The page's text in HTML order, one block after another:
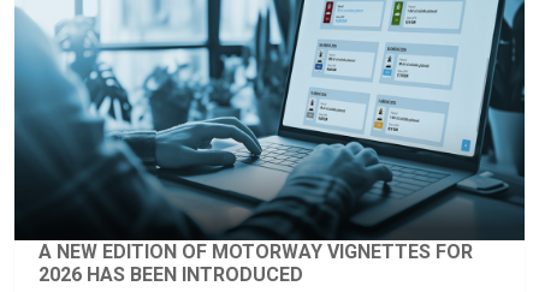
A NEW EDITION OF MOTORWAY VIGNETTES FOR
2026 HAS BEEN INTRODUCED